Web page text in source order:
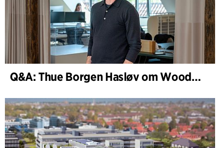
Q&A: Thue Borgen Hasløv om WoodHub